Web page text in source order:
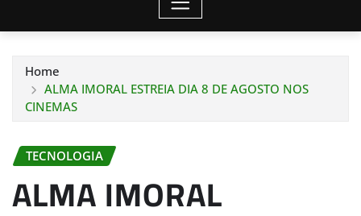
Home
ALMA IMORAL ESTREIA DIA 8 DE AGOSTO NOS
CINEMAS
TECNOLOGIA
ALMA IMORAL